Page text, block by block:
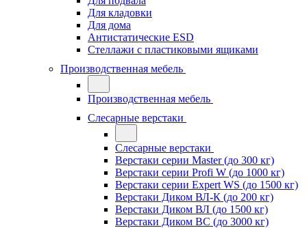
Для кладовки
Для дома
Антистатические ESD
Стеллажи с пластиковыми ящиками
Производственная мебель
Производственная мебель
Слесарные верстаки
Слесарные верстаки
Верстаки серии Master (до 300 кг)
Верстаки серии Profi W (до 1000 кг)
Верстаки серии Expert WS (до 1500 кг)
Верстаки Диком ВЛ-К (до 200 кг)
Верстаки Диком ВЛ (до 1500 кг)
Верстаки Диком ВС (до 3000 кг)